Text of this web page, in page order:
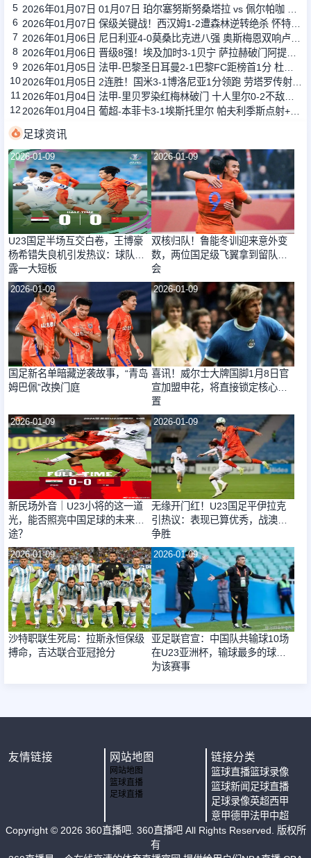
5
6
7
8
9
10
11
12
足球资讯
2026-01-09
U23国足半场互交白卷，王博豪
杨希错失良机引发热议：球队暴
露一大短板
2026-01-09
双核归队！鲁能冬训迎来意外变
数，两位国足级飞翼拿到留队机
会
2026-01-09
国足新名单暗藏逆袭故事，“青岛
姆巴佩”改换门庭
2026-01-09
喜讯！威尔士大牌国脚1月8日官
宣加盟申花，将直接锁定核心位
置
2026-01-09
新民场外音｜U23小将的这一道
光，能否照亮中国足球的未来征
途？
2026-01-09
无缘开门红！U23国足平伊拉克
引热议：表现已算优秀，战澳需
争胜
2026-01-09
沙特职联生死局：拉斯永恒保级
搏命，吉达联合亚冠抢分
2026-01-09
亚足联官宣：中国队共输球10场
在U23亚洲杯，输球最多的球队
为该赛事
友情链接 网站地图
网站地图
篮球直播
足球直播
链接分类
篮球直播篮球录像
篮球新闻 足球直播
足球录像英超西甲
意甲德甲法甲中超
Copyright © 2026 360直播吧. 360直播吧 All Rights Reserved. 版权所
有